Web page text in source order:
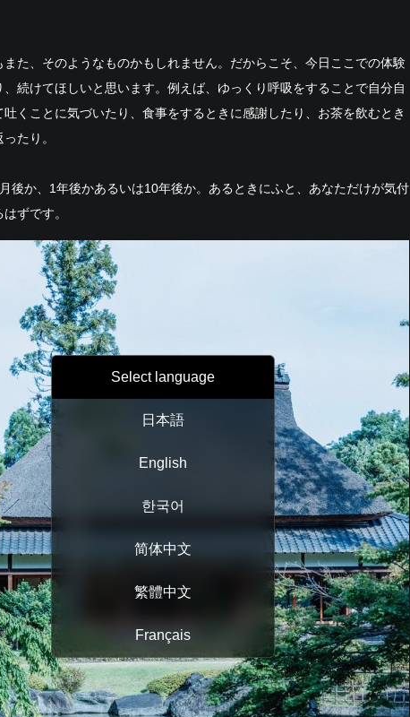
また、そのようなものかもしれません。だからこそ、今日ここでの体験
、続けてほしいと思います。例えば、ゆっくり呼吸をすることで自分自
くことに気づいたり、食事をするときに感謝したり、お茶を飲むとき
たり。
後か、1年後かあるいは10年後か。あるときにふと、あなただけが気付
ずです。
Select language
日本語
English
한국어
简体中文
繁體中文
Français